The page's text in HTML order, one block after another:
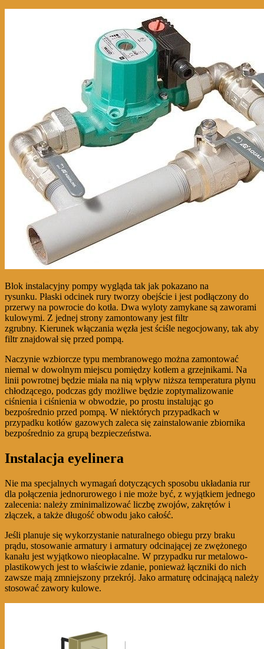
Blok instalacyjny pompy wygląda tak jak pokazano na
rysunku. Płaski odcinek rury tworzy obejście i jest podłączony do
przerwy na powrocie do kotła. Dwa wyloty zamykane są zaworami
kulowymi. Z jednej strony zamontowany jest filtr
zgrubny. Kierunek włączania węzła jest ściśle negocjowany, tak aby
filtr znajdował się przed pompą.
Naczynie wzbiorcze typu membranowego można zamontować
niemal w dowolnym miejscu pomiędzy kotłem a grzejnikami. Na
linii powrotnej będzie miała na nią wpływ niższa temperatura płynu
chłodzącego, podczas gdy możliwe będzie zoptymalizowanie
ciśnienia i ciśnienia w obwodzie, po prostu instalując go
bezpośrednio przed pompą. W niektórych przypadkach w
przypadku kotłów gazowych zaleca się zainstalowanie zbiornika
bezpośrednio za grupą bezpieczeństwa.
Instalacja eyelinera
Nie ma specjalnych wymagań dotyczących sposobu układania rur
dla połączenia jednorurowego i nie może być, z wyjątkiem jednego
zalecenia: należy zminimalizować liczbę zwojów, zakrętów i
złączek, a także długość obwodu jako całość.
Jeśli planuje się wykorzystanie naturalnego obiegu przy braku
prądu, stosowanie armatury i armatury odcinającej ze zwężonego
kanału jest wyjątkowo nieopłacalne. W przypadku rur metalowo-
plastikowych jest to właściwie zdanie, ponieważ łączniki do nich
zawsze mają zmniejszony przekrój. Jako armaturę odcinającą należy
stosować zawory kulowe.